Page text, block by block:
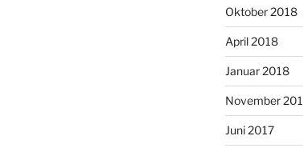
Oktober 2018
April 2018
Januar 2018
November
Juni 2017